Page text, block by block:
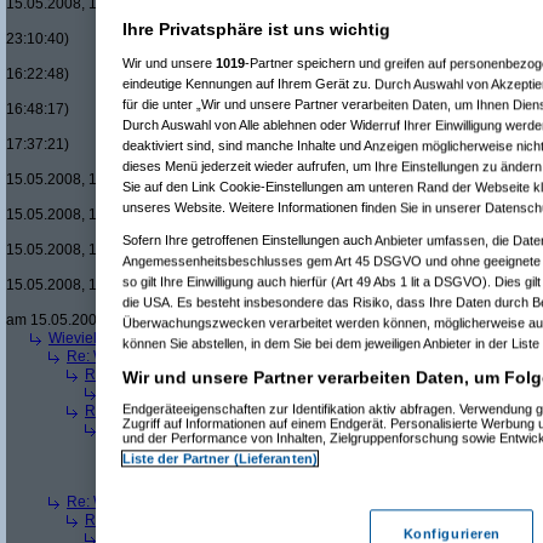
15.05.2008, 18:08:08)
Re(15): Men in Black um £12.33
23:10:40)
Re(16): Men in Black um
16:22:48)
Re(17): Men in Black um
16:48:17)
Re(18): Men in Black
17:37:21)
Re(19): Men in Black
15.05.2008, 17:43:00)
Re(20): Men in
15.05.2008, 17:46:13)
Re(21): Men in
15.05.2008, 17:49:46)
Re(22): Men
15.05.2008, 18:07:18)
Re(23):
am 15.05.2008, 18:13:17)
Wieviele blus/hd-dvds habt ihr schon?( bröslam 15.05.2008, 18:06:08)
Re: Wieviele blus/hd-dvds habt ihr schon?
ducduc
Re(2): Wieviele blus/hd-dvds habt ihr schon?(bröslam 15.05.2008,
am
Re(2): Wieviele blus/hd-dvds habt ihr schon?(hackenbusham
Re(3): Wieviele blus/hd-dvds habt ihr schon?(ducducam
Re(4): Wieviele blus/hd-dvds habt ihr schon?(hackenbusham
Re(5): Wieviele blus/hd-dvds habt ihr schon?
Re: Wieviele blus/hd-dvds habt ihr schon?
Re(2): Wieviele blus/hd-dvds habt ihr schon?
("without"am
Ihre Privatsphäre ist uns wichtig
Wir und unsere 1019-Partner speichern und greifen auf
eindeutige Kennungen auf Ihrem Gerät zu. Durch Auswahl von
für die unter „Wir und unsere Partner verarbeiten Daten, um Ihnen
Durch Auswahl von Alle ablehnen oder Widerruf Ihrer Einwilligung
deaktiviert sind, sind manche Inhalte und Anzeigen möglicherweise
dieses Menü jederzeit wieder aufrufen, um Ihre Einstellungen zu
Sie auf den Link Cookie-Einstellungen am unteren Rand der Webseite
unseres Website. Weitere Informationen finden Sie in unserer
Sofern Ihre getroffenen Einstellungen auch Anbieter umfassen, die
Angemessenheitsbeschlusses gem Art 45 DSGVO und ohne
so gilt Ihre Einwilligung auch hierfür (Art 49 Abs 1 lit a DSGVO). Dies
die USA. Es besteht insbesondere das Risiko, dass Ihre Daten durch
Überwachungszwecken verarbeitet werden können, möglicherweise
können Sie abstellen, in dem Sie bei dem jeweiligen Anbieter in der
Wir und unsere Partner verarbeiten Daten, um
Endgeräteeigenschaften zur Identifikation aktiv abfragen. Verwendung
Zugriff auf Informationen auf einem Endgerät. Personalisierte Werbung
und der Performance von Inhalten, Zielgruppenforschung sowie
Liste der Partner (Lieferanten)
Konfigurieren